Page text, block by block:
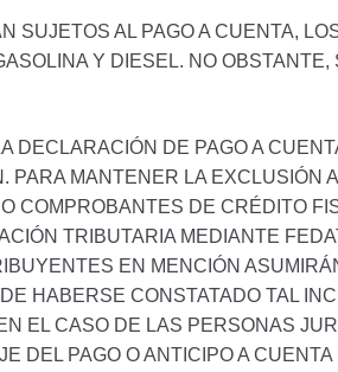
SUJETOS AL PAGO A CUENTA,
Y DIESEL. NO
DECLARACIÓN DE PAGO A
PARA MANTENER LA
COMPROBANTES DE CRÉDITO
TRIBUTARIA MEDIANTE
EN MENCIÓN
HABERSE CONSTATADO TAL
EL CASO DE LAS PERSONAS
DEL PAGO O ANTICIPO A